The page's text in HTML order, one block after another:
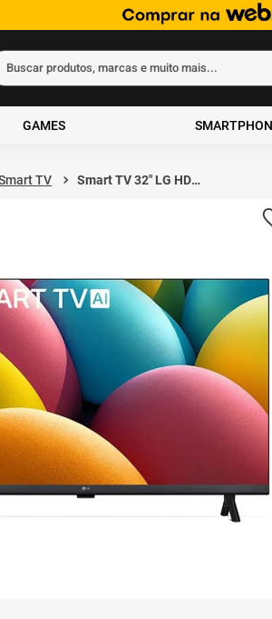
produtos, marcas e muito mais...
GAMES
TV
Smart TV 32" LG HD
Termos mais buscados
gift card